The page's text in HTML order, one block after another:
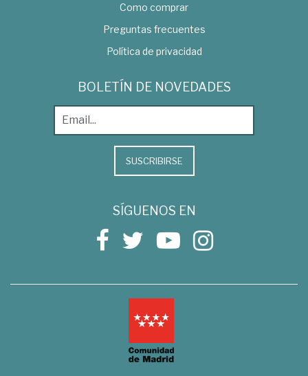
Como comprar
Preguntas frecuentes
Política de privacidad
BOLETÍN DE NOVEDADES
SUSCRIBIRSE
SÍGUENOS EN